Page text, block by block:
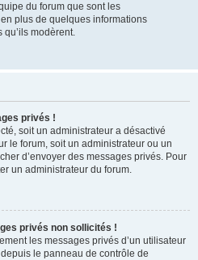
du forum que sont les
plus de quelques informations
modèrent.
privés !
soit un administrateur a désactivé
le forum, soit un administrateur ou un
d’envoyer des messages privés. Pour
un administrateur du forum.
privés non sollicités !
les messages privés d’un utilisateur
le panneau de contrôle de